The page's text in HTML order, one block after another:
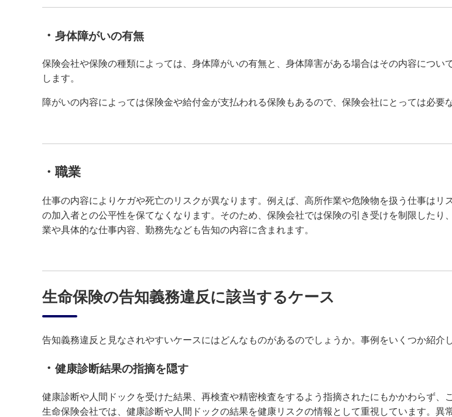
・ 身体障がいの有無
保険会社や保険の種類によっては、身体障がいの有無と、身体障害がある場合はその内容につ
します。
障がいの内容によっては保険金や給付金が支払われる保険もあるので、保険会社にとっては必要
・職業
仕事の内容によりケガや死亡のリスクが異なります。例えば、高所作業や危険物を扱う仕事は
の加入者との公平性を保てなくなります。そのため、保険会社では保険の引き受けを制限した
業や具体的な仕事内容、勤務先なども告知の内容に含まれます。
生命保険の告知義務違反に該当するケース
告知義務違反と見なされやすいケースにはどんなものがあるのでしょうか。事例をいくつか紹介
・ 健康診断結果の指摘を隠す
健康診断や人間ドックを受けた結果、再検査や精密検査をするよう指摘されたにもかかわらず、
生命保険会社では、健康診断や人間ドックの結果を健康リスクの情報として重視しています。異